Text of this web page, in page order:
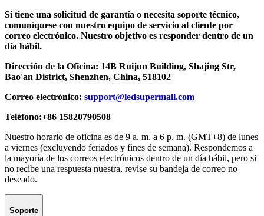
Si tiene una solicitud de garantía o necesita soporte técnico,
comuníquese con nuestro equipo de servicio al cliente por
correo electrónico. Nuestro objetivo es responder dentro de un
día hábil.
Dirección de la Oficina: 14B Ruijun Building, Shajing Str,
Bao'an District, Shenzhen, China, 518102
Correo electrónico: support@ledsupermall.com
Teléfono:+86 15820790508
Nuestro horario de oficina es de 9 a. m. a 6 p. m. (GMT+8) de lunes
a viernes (excluyendo feriados y fines de semana). Respondemos a
la mayoría de los correos electrónicos dentro de un día hábil, pero si
no recibe una respuesta nuestra, revise su bandeja de correo no
deseado.
Soporte